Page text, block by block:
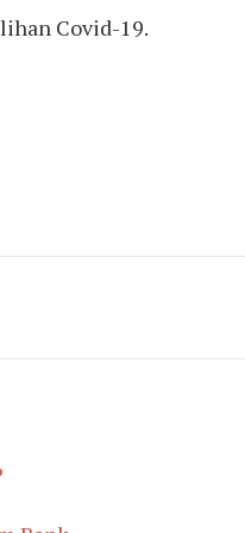
Covid-19.